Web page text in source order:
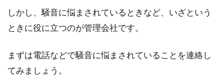
耐え切れな...
アパートの契約期間の途中で解約し
しかし、騒音に悩まされているときなど、いざという
ときに役に立つのが管理会社です。
まずは電話などで騒音に悩まされていることを連絡し
てみましょう。